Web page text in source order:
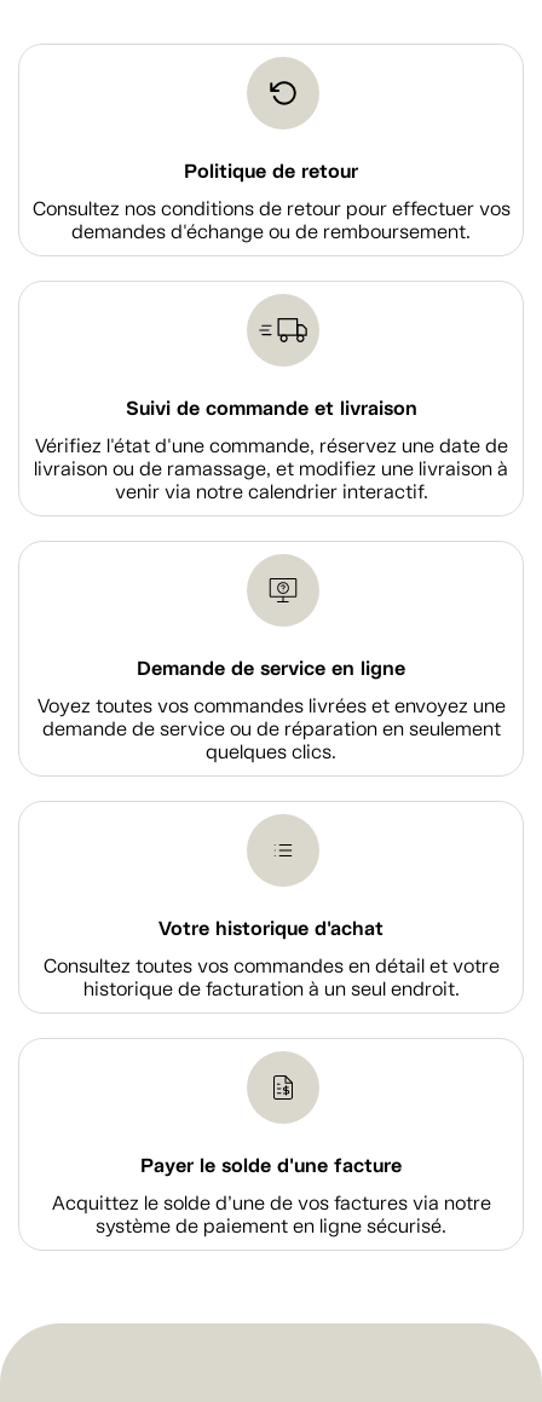
Politique de retour
Consultez nos conditions de retour pour effectuer vos
demandes d'échange ou de remboursement.
Suivi de commande et livraison
Vérifiez l'état d'une commande, réservez une date de
livraison ou de ramassage, et modifiez une livraison à
venir via notre calendrier interactif.
Demande de service en ligne
Voyez toutes vos commandes livrées et envoyez une
demande de service ou de réparation en seulement
quelques clics.
Votre historique d'achat
Consultez toutes vos commandes en détail et votre
historique de facturation à un seul endroit.
Payer le solde d'une facture
Acquittez le solde d’une de vos factures via notre
système de paiement en ligne sécurisé.